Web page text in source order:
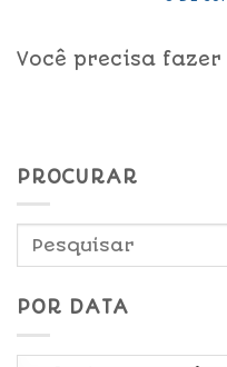
Você precisa fazer
PROCURAR
POR DATA